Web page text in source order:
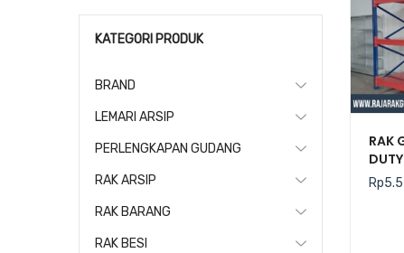
RAK
Rp
KATEGORI PRODUK
BRAND
LEMARI ARSIP
PERLENGKAPAN GUDANG
RAK ARSIP
RAK BARANG
RAK BESI